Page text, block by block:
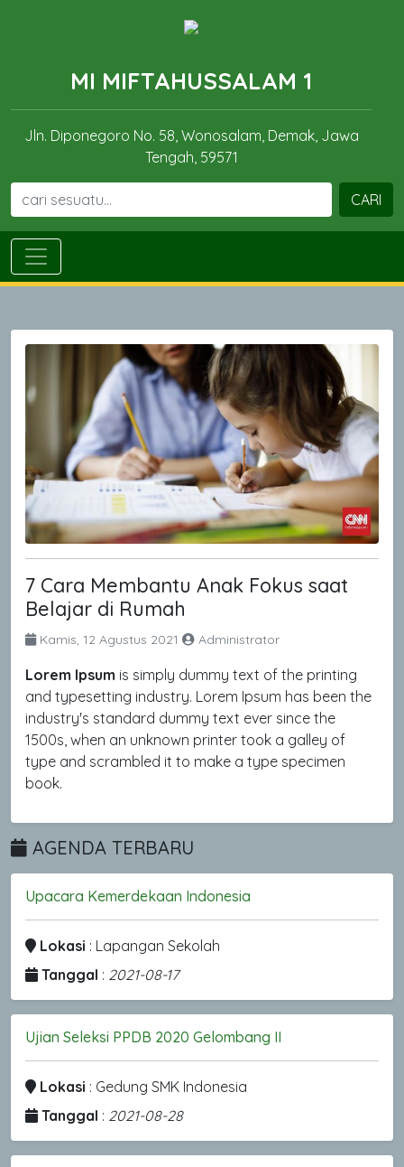
MI MIFTAHUSSALAM 1
Jln. Diponegoro No. 58, Wonosalam, Demak, Jawa
Tengah, 59571
CARI
7 Cara Membantu Anak Fokus saat
Belajar di Rumah
Kamis, 12 Agustus 2021 Administrator
Lorem Ipsum is simply dummy text of the printing
and typesetting industry. Lorem Ipsum has been the
industry's standard dummy text ever since the
1500s, when an unknown printer took a galley of
type and scrambled it to make a type specimen
book.
AGENDA TERBARU
Upacara Kemerdekaan Indonesia
Lokasi : Lapangan Sekolah
Tanggal : 2021-08-17
Ujian Seleksi PPDB 2020 Gelombang II
Lokasi : Gedung SMK Indonesia
Tanggal : 2021-08-28